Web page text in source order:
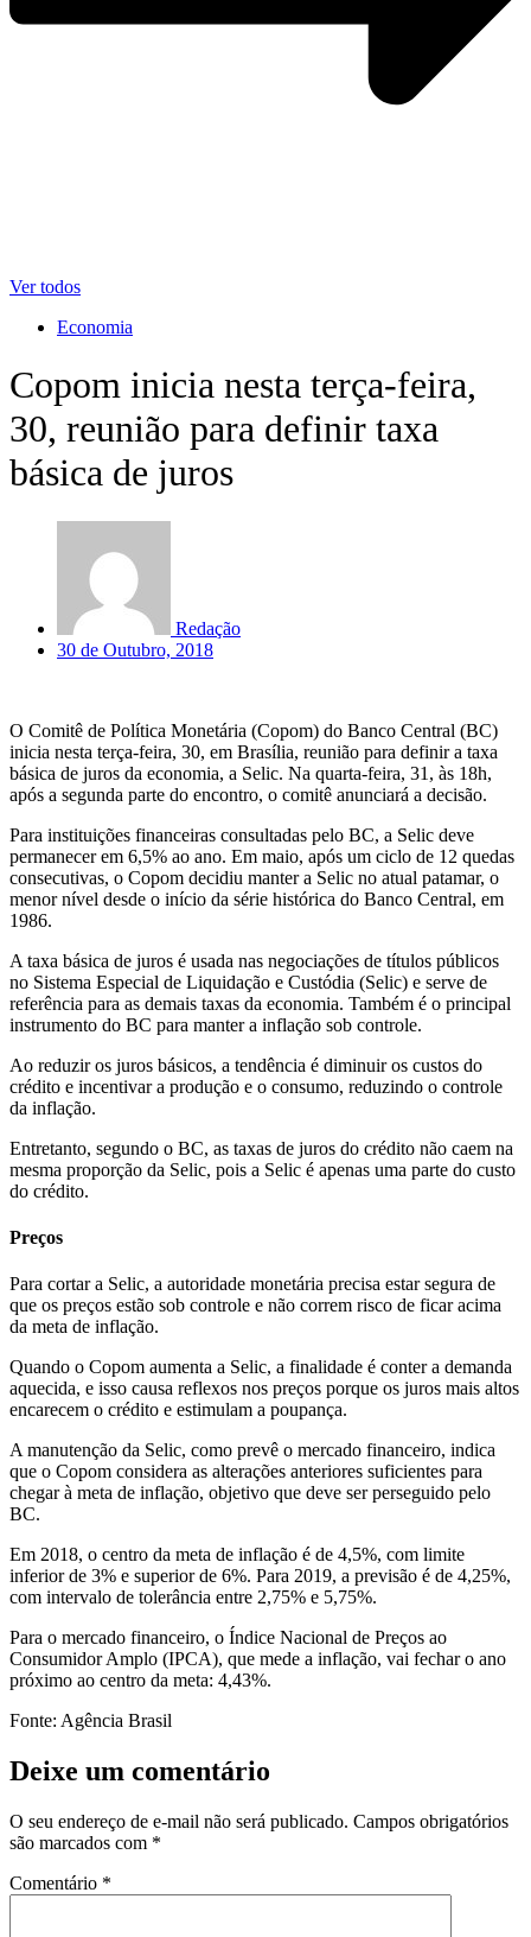
Ver todos
Economia
Copom inicia nesta terça-feira,
30, reunião para definir taxa
básica de juros
Redação
30 de Outubro, 2018
O Comitê de Política Monetária (Copom) do Banco Central (BC)
inicia nesta terça-feira, 30, em Brasília, reunião para definir a taxa
básica de juros da economia, a Selic. Na quarta-feira, 31, às 18h,
após a segunda parte do encontro, o comitê anunciará a decisão.
Para instituições financeiras consultadas pelo BC, a Selic deve
permanecer em 6,5% ao ano. Em maio, após um ciclo de 12 quedas
consecutivas, o Copom decidiu manter a Selic no atual patamar, o
menor nível desde o início da série histórica do Banco Central, em
1986.
A taxa básica de juros é usada nas negociações de títulos públicos
no Sistema Especial de Liquidação e Custódia (Selic) e serve de
referência para as demais taxas da economia. Também é o principal
instrumento do BC para manter a inflação sob controle.
Ao reduzir os juros básicos, a tendência é diminuir os custos do
crédito e incentivar a produção e o consumo, reduzindo o controle
da inflação.
Entretanto, segundo o BC, as taxas de juros do crédito não caem na
mesma proporção da Selic, pois a Selic é apenas uma parte do custo
do crédito.
Preços
Para cortar a Selic, a autoridade monetária precisa estar segura de
que os preços estão sob controle e não correm risco de ficar acima
da meta de inflação.
Quando o Copom aumenta a Selic, a finalidade é conter a demanda
aquecida, e isso causa reflexos nos preços porque os juros mais altos
encarecem o crédito e estimulam a poupança.
A manutenção da Selic, como prevê o mercado financeiro, indica
que o Copom considera as alterações anteriores suficientes para
chegar à meta de inflação, objetivo que deve ser perseguido pelo
BC.
Em 2018, o centro da meta de inflação é de 4,5%, com limite
inferior de 3% e superior de 6%. Para 2019, a previsão é de 4,25%,
com intervalo de tolerância entre 2,75% e 5,75%.
Para o mercado financeiro, o Índice Nacional de Preços ao
Consumidor Amplo (IPCA), que mede a inflação, vai fechar o ano
próximo ao centro da meta: 4,43%.
Fonte: Agência Brasil
Deixe um comentário
O seu endereço de e-mail não será publicado. Campos obrigatórios
são marcados com *
Comentário *